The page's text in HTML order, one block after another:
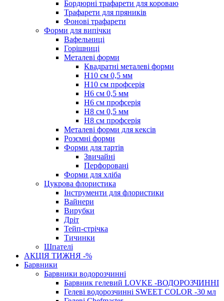
Бордюрні трафарети для короваю
Трафарети для пряників
Фонові трафарети
Форми для випічки
Вафельниці
Горішниці
Металеві форми
Квадратні металеві форми
Н10 см 0,5 мм
Н10 см профсерія
Н6 см 0,5 мм
Н6 см профсерія
Н8 см 0,5 мм
Н8 см профсерія
Металеві форми для кексів
Розємні форми
Форми для тартів
Звичайні
Перфоровані
Форми для хліба
Цукрова флористика
Інструменти для флористики
Вайнери
Вирубки
Дріт
Тейп-стрічка
Тичинки
Шпателі
АКЦІЯ ТИЖНЯ -%
Барвники
Барвники водорозчинні
Барвник гелевий LOVKE -ВОДОРОЗЧИННІ
Гелеві водорозчинні SWEET COLOR -30 мл